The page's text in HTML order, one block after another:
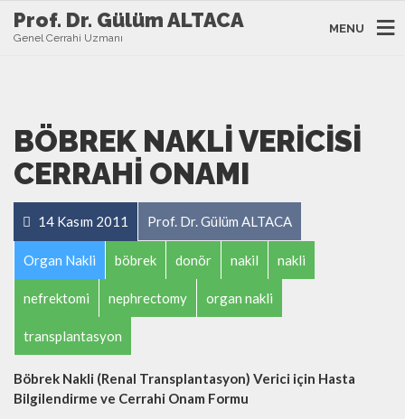
Prof. Dr. Gülüm ALTACA
Genel Cerrahi Uzmanı
MENU
BÖBREK NAKLI VERICISI
CERRAHI ONAMI
14 Kasım 2011 Prof. Dr. Gülüm ALTACA
Organ Nakli böbrek donör nakil nakli
nefrektomi nephrectomy organ nakli
transplantasyon
Böbrek Nakli (Renal Transplantasyon) Verici için Hasta
Bilgilendirme ve Cerrahi Onam Formu